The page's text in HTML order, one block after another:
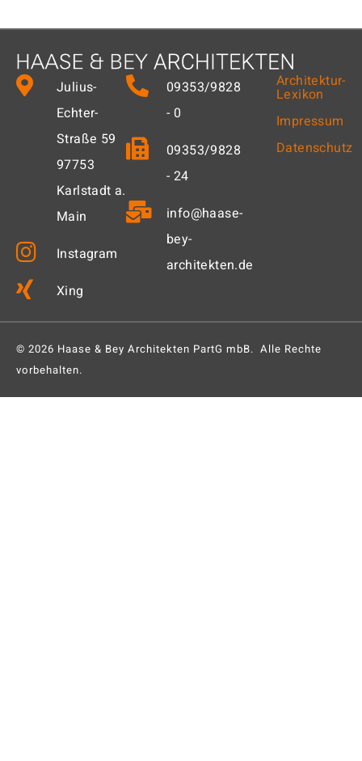
Julius-
Echter-
Straße 59
97753
Karlstadt a.
Main
Instagram
Xing
09353/9828
- 0
09353/9828
- 24
info@haase-
bey-
architekten.de
Architektur-
Lexikon
Impressum
Datenschutz
© 2026 Haase & Bey Architekten PartG mbB. Alle Rechte
vorbehalten.